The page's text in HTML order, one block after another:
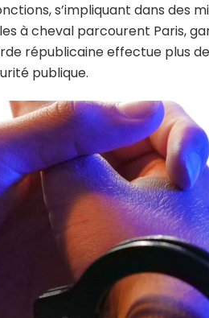
s’impliquant dans des
à cheval parcourent Paris,
républicaine effectue plus
publique.